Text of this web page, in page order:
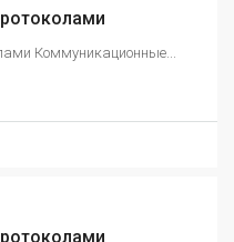
Коммуникационные...